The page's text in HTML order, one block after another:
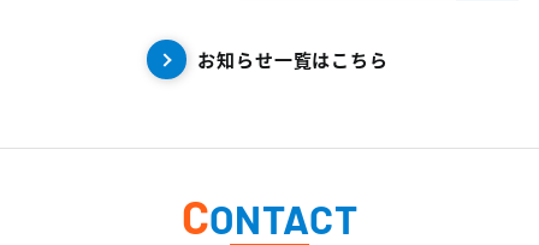
お知らせ一覧はこちら
CONTACT